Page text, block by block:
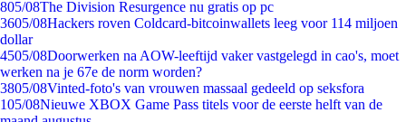
805/08The Division Resurgence nu gratis op pc
3605/08Hackers roven Coldcard-bitcoinwallets leeg voor 114 miljoen
dollar
4505/08Doorwerken na AOW-leeftijd vaker vastgelegd in cao's, moet
werken na je 67e de norm worden?
3805/08Vinted-foto's van vrouwen massaal gedeeld op seksfora
105/08Nieuwe XBOX Game Pass titels voor de eerste helft van de